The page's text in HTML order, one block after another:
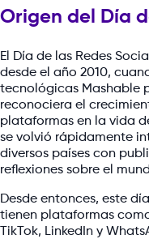
Origen del Día
El Día de las Redes
desde el año 2010,
tecnológicas Mashable
reconociera el
plataformas en la vida
se volvió rápidamente
diversos países con
reflexiones sobre el
Desde entonces, este
tienen plataformas
TikTok, LinkedIn y